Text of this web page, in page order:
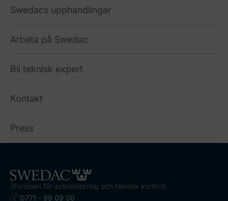
Swedacs upphandlingar
Arbeta på Swedac
Bli teknisk expert
Kontakt
Press
Styrelsen för ackreditering och teknisk kontroll.
0771 - 99 09 00